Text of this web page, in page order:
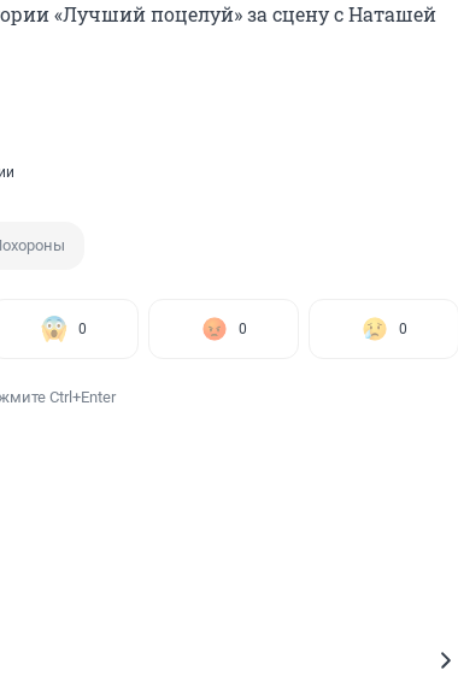
«Лучший поцелуй» за сцену с Наташей
0 0 0
Ctrl+Enter